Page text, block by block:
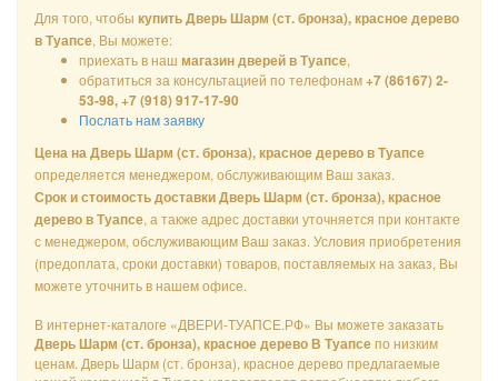
Для того, чтобы купить Дверь Шарм (ст. бронза), красное дерево
в Туапсе, Вы можете:
приехать в наш магазин дверей в Туапсе,
обратиться за консультацией по телефонам+7 (86167) 2-
53-98, +7 (918) 917-17-90
Послать нам заявку
Цена на Дверь Шарм (ст. бронза), красное дерево в Туапсе
определяется менеджером, обслуживающим Ваш заказ.
Срок и стоимость доставки Дверь Шарм (ст. бронза), красное
дерево в Туапсе, а также адрес доставки уточняется при контакте
с менеджером, обслуживающим Ваш заказ. Условия приобретения
(предоплата, сроки доставки) товаров, поставляемых на заказ, Вы
можете уточнить в нашем офисе.
В интернет-каталоге «ДВЕРИ-ТУАПСЕ.РФ» Вы можете заказать
Дверь Шарм (ст. бронза), красное дерево В Туапсепо низким
ценам. Дверь Шарм (ст. бронза), красное дерево предлагаемые